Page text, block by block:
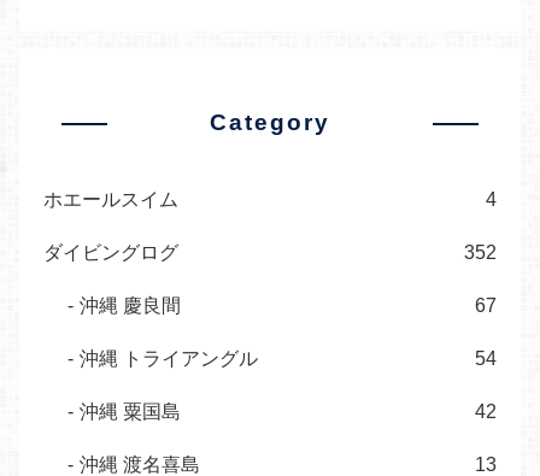
Category
ホエールスイム 4
ダイビングログ 352
沖縄 慶良間 67
沖縄 トライアングル 54
沖縄 粟国島 42
沖縄 渡名喜島 13